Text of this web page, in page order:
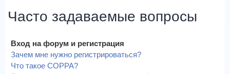
Часто задаваемые вопросы
Вход на форум и регистрация
Зачем мне нужно регистрироваться?
Что такое COPPA?